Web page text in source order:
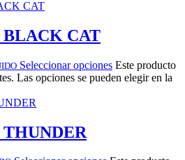
BLACK CAT
Seleccionar opciones Este producto
Las opciones se pueden elegir en la